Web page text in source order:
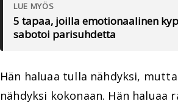
LUE MYÖS
5 tapaa, joilla emotionaalinen
sabotoi parisuhdetta
Hän haluaa tulla nähdyksi,
nähdyksi kokonaan. Hän haluaa